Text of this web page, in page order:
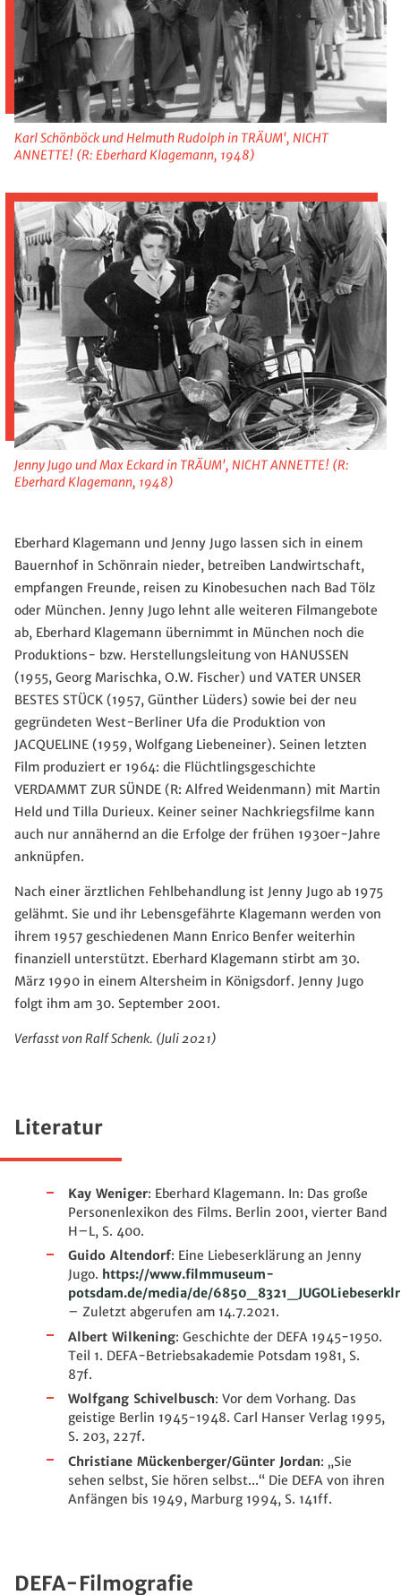
Karl Schönböck und Helmuth Rudolph in TRÄUM', NICHT
ANNETTE! (R: Eberhard Klagemann, 1948)
Jenny Jugo und Max Eckard in TRÄUM', NICHT ANNETTE! (R:
Eberhard Klagemann, 1948)
Eberhard Klagemann und Jenny Jugo lassen sich in einem
Bauernhof in Schönrain nieder, betreiben Landwirtschaft,
empfangen Freunde, reisen zu Kinobesuchen nach Bad Tölz
oder München. Jenny Jugo lehnt alle weiteren Filmangebote
ab, Eberhard Klagemann übernimmt in München noch die
Produktions- bzw. Herstellungsleitung von HANUSSEN
(1955, Georg Marischka, O.W. Fischer) und VATER UNSER
BESTES STÜCK (1957, Günther Lüders) sowie bei der neu
gegründeten West-Berliner Ufa die Produktion von
JACQUELINE (1959, Wolfgang Liebeneiner). Seinen letzten
Film produziert er 1964: die Flüchtlingsgeschichte
VERDAMMT ZUR SÜNDE (R: Alfred Weidenmann) mit Martin
Held und Tilla Durieux. Keiner seiner Nachkriegsfilme kann
auch nur annähernd an die Erfolge der frühen 1930er-Jahre
anknüpfen.
Nach einer ärztlichen Fehlbehandlung ist Jenny Jugo ab 1975
gelähmt. Sie und ihr Lebensgefährte Klagemann werden von
ihrem 1957 geschiedenen Mann Enrico Benfer weiterhin
finanziell unterstützt. Eberhard Klagemann stirbt am 30.
März 1990 in einem Altersheim in Königsdorf. Jenny Jugo
folgt ihm am 30. September 2001.
Verfasst von Ralf Schenk. (Juli 2021)
Literatur
Kay Weniger: Eberhard Klagemann. In: Das große
Personenlexikon des Films. Berlin 2001, vierter Band
H–L, S. 400.
Guido Altendorf: Eine Liebeserklärung an Jenny
Jugo. https://www.filmmuseum-
potsdam.de/media/de/
– Zuletzt abgerufen am 14.7.2021.
Albert Wilkening: Geschichte der DEFA 1945-1950.
Teil 1. DEFA-Betriebsakademie Potsdam 1981, S.
87f.
Wolfgang Schivelbusch: Vor dem Vorhang. Das
geistige Berlin 1945-1948. Carl Hanser Verlag 1995,
S. 203, 227f.
Christiane Mückenberger/Günter Jordan: „Sie
sehen selbst, Sie hören selbst...“ Die DEFA von ihren
Anfängen bis 1949, Marburg 1994, S. 141ff.
DEFA-Filmografie